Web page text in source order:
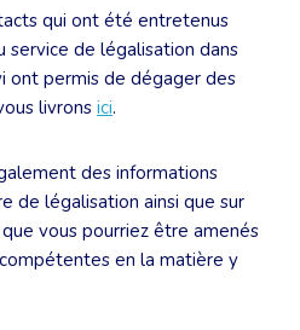
qui ont été entretenus
service de légalisation dans
ont permis de dégager des
livrons ici.
des informations
de légalisation ainsi que sur
vous pourriez être amenés
en la matière y